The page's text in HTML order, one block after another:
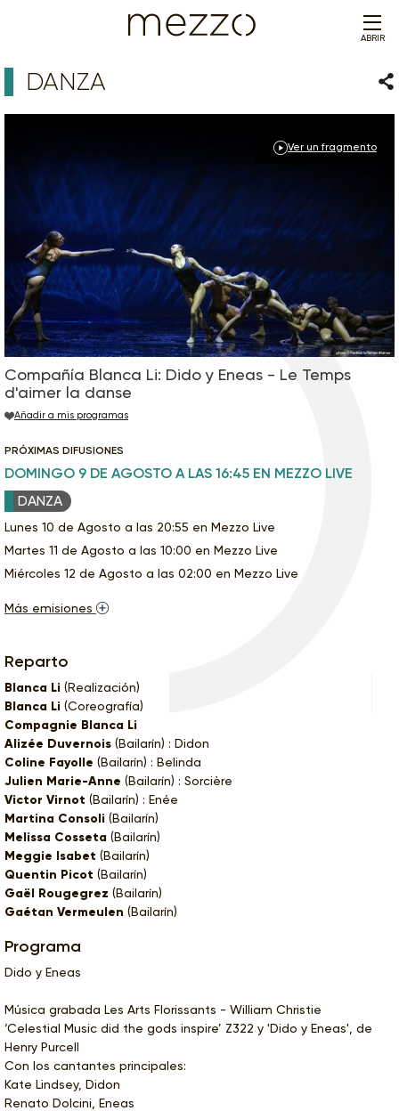
ABRIR
DANZA
Compañía Blanca Li: Dido y Eneas - Le Temps
d'aimer la danse
Ver un fragmento
Añadir a mis programas
PRÓXIMAS DIFUSIONES
DOMINGO 9 DE AGOSTO A LAS 16:45 EN MEZZO LIVE
DANZA
Lunes 10 de Agosto a las 20:55 en Mezzo Live
Martes 11 de Agosto a las 10:00 en Mezzo Live
Miércoles 12 de Agosto a las 02:00 en Mezzo Live
Más emisiones
Reparto
Blanca Li (Realización)
Blanca Li (Coreografía)
Compagnie Blanca Li
Alizée Duvernois (Bailarín) : Didon
Coline Fayolle (Bailarín) : Belinda
Julien Marie-Anne (Bailarín) : Sorcière
Victor Virnot (Bailarín) : Enée
Martina Consoli (Bailarín)
Melissa Cosseta (Bailarín)
Meggie Isabet (Bailarín)
Quentin Picot (Bailarín)
Gaël Rougegrez (Bailarín)
Gaétan Vermeulen (Bailarín)
Programa
Dido y Eneas
Música grabada Les Arts Florissants - William Christie
‘Celestial Music did the gods inspire’ Z322 y 'Dido y Eneas', de
Henry Purcell
Con los cantantes principales:
Kate Lindsey, Didon
Renato Dolcini, Eneas